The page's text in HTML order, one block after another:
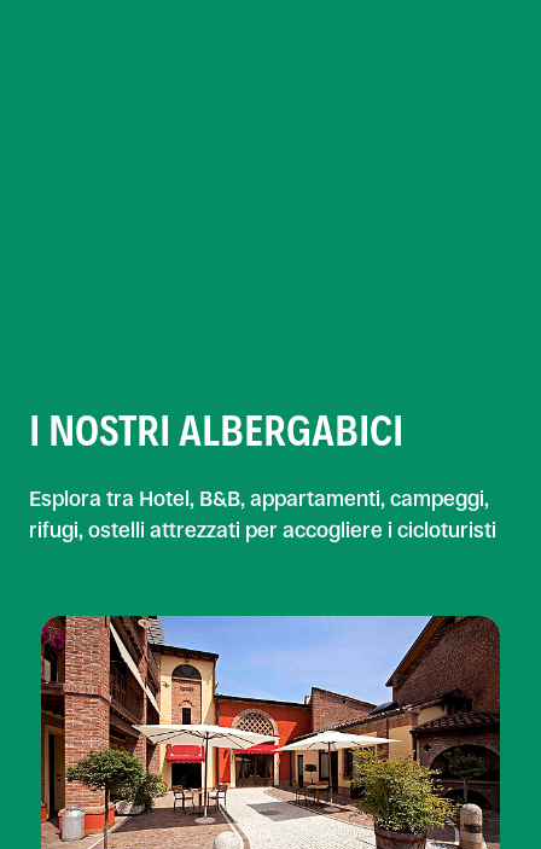
I NOSTRI ALBERGABICI
Esplora tra Hotel, B&B, appartamenti, campeggi,
rifugi, ostelli attrezzati per accogliere i cicloturisti